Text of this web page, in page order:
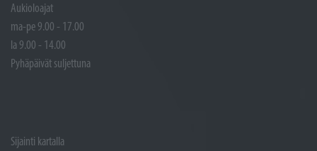
Aukioloajat
ma-pe 9.00 - 17.00
la 9.00 - 14.00
Pyhäpäivät suljettuna
Sijainti kartalla